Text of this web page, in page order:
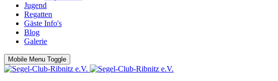
Jugend
Regatten
Gäste Info's
Blog
Galerie
Mobile Menu Toggle